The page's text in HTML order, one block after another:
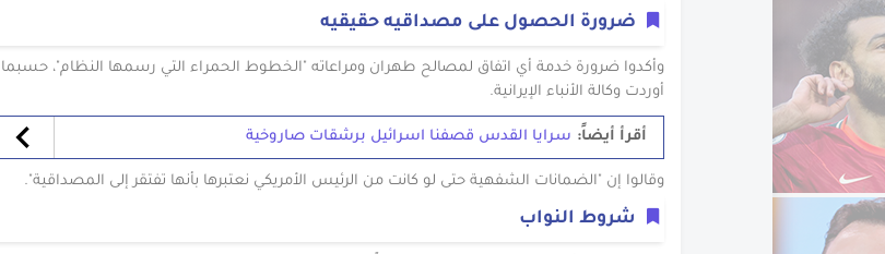
ضرورة الحصول على مصداقيه حقيقيه
وأكدوا ضرورة خدمة أي اتفاق لمصالح طهران ومراعاته "الخطوط الحمراء التي رسمها النظام"، حسبما
أوردت وكالة الأنباء الإيرانية.
أقرأ أيضاً: سرايا القدس قصفنا اسرائيل برشقات صاروخية
وقالوا إن "الضمانات الشفهية حتى لو كانت من الرئيس الأمريكي نعتبرها بأنها تفتقر إلى المصداقية".
شروط النواب